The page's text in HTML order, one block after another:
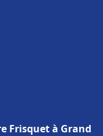
Frisquet à Grand